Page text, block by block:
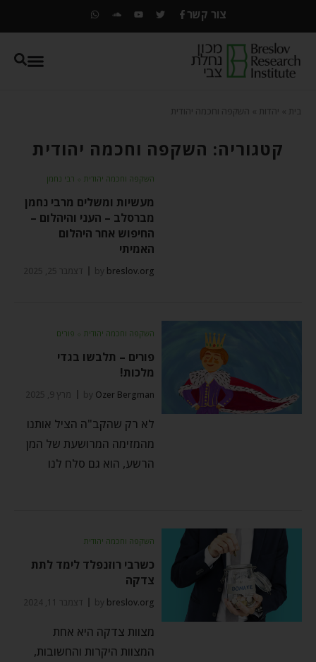
צור קשר
בית יהדות השקפה וחכמה יהודית
קטגוריה: השקפה וחכמה יהודית
השקפה וחכמה יהודית ⬦ רבי נחמן
מעשיות ומשלים מרבי נחמן
מברסלב – העני והיהלום –
החיפוש אחר היהלום
האמיתי
by breslov.org דצמבר 25, 2025
השקפה וחכמה יהודית ⬦ פורים
פורים – תלבשו בגדי
מלכות!
by Ozer Bergman מרץ 9, 2025
לא רק שהקב"ה הציל אותנו
מהמזימה המרושעת של המן
הרשע, הוא גם סלח לנו
השקפה וחכמה יהודית
כשרבי רוזנפלד לימד לתת
צדקה
by breslov.org דצמבר 11, 2024
מצוות צדקה היא אחת
המצוות היקרות והחשובות,